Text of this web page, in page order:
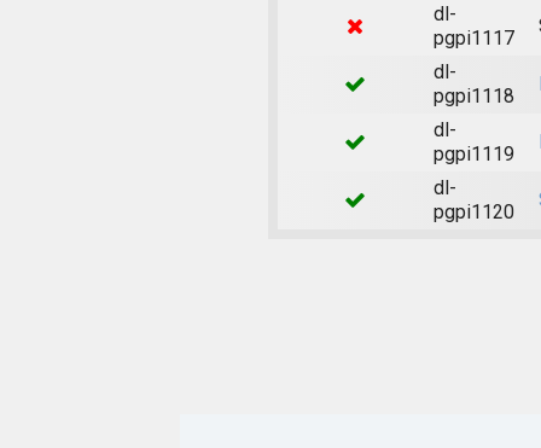
dl-
pgpi1117
dl-
pgpi1118
dl-
pgpi1119
dl-
pgpi1120